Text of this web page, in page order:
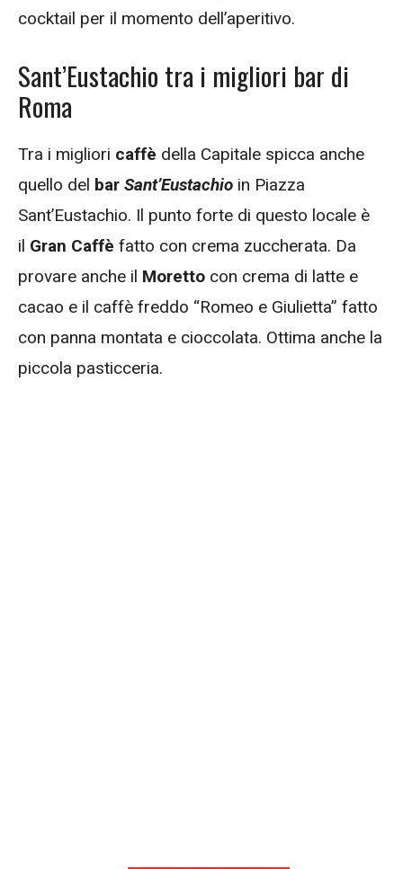
cocktail per il momento dell’aperitivo.
Sant’Eustachio tra i migliori bar di
Roma
Tra i migliori caffè della Capitale spicca anche
quello del bar Sant’Eustachio in Piazza
Sant’Eustachio. Il punto forte di questo locale è
il Gran Caffè fatto con crema zuccherata. Da
provare anche il Moretto con crema di latte e
cacao e il caffè freddo “Romeo e Giulietta” fatto
con panna montata e cioccolata. Ottima anche la
piccola pasticceria.